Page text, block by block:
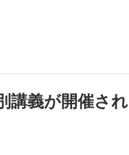
講義が開催さ